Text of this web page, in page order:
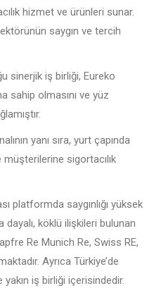
hizmet ve ürünleri sunar.
saygın ve tercih
sinerjik iş birliği, Eureko
sahip olmasını ve yüz
yanı sıra, yurt çapında
müşterilerine sigortacılık
platformda saygınlığı yüksek
köklü ilişkileri bulunan
Re Munich Re, Swiss RE,
Ayrıca Türkiye’de
iş birliği içerisindedir.